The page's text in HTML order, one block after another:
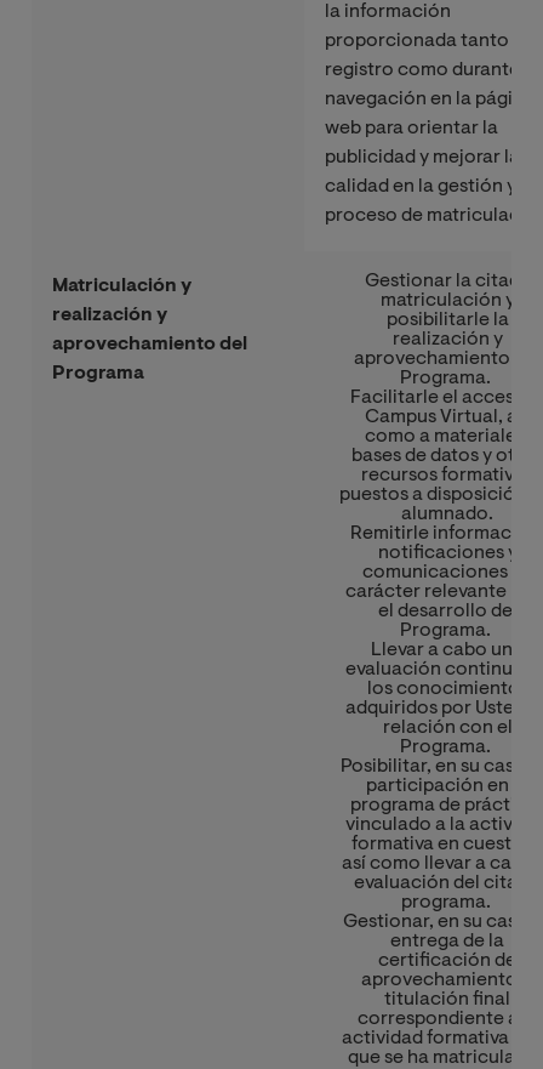
la información
proporcionada tanto en
registro como durante la
navegación en la página
web para orientar la
publicidad y mejorar la
calidad en la gestión y
proceso de
Matriculación y
realización y
aprovechamiento del
Programa
Gestionar la citada
matriculación y
posibilitarle la
realización y
aprovechamiento del
Programa.
Facilitarle el acceso
Campus Virtual, así
como a materiales,
bases de datos y otros
recursos formativos
puestos a disposición
alumnado.
Remitirle
notificaciones y
comunicaciones de
carácter relevante
el desarrollo del
Programa.
Llevar a cabo una
evaluación continua
los conocimientos
adquiridos por Usted
relación con el
Programa.
Posibilitar, en su caso,
participación en el
programa de
vinculado a la
formativa en cuestión,
así como llevar a cabo
evaluación del citado
programa.
Gestionar, en su caso,
entrega de la
certificación de
aprovechamiento o
titulación final
correspondiente a la
actividad formativa en
que se ha